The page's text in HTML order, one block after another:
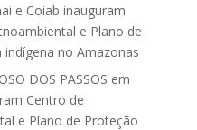
e Coiab inauguram
e Plano de
no Amazonas
DOS PASSOS em
Centro de
e Plano de Proteção